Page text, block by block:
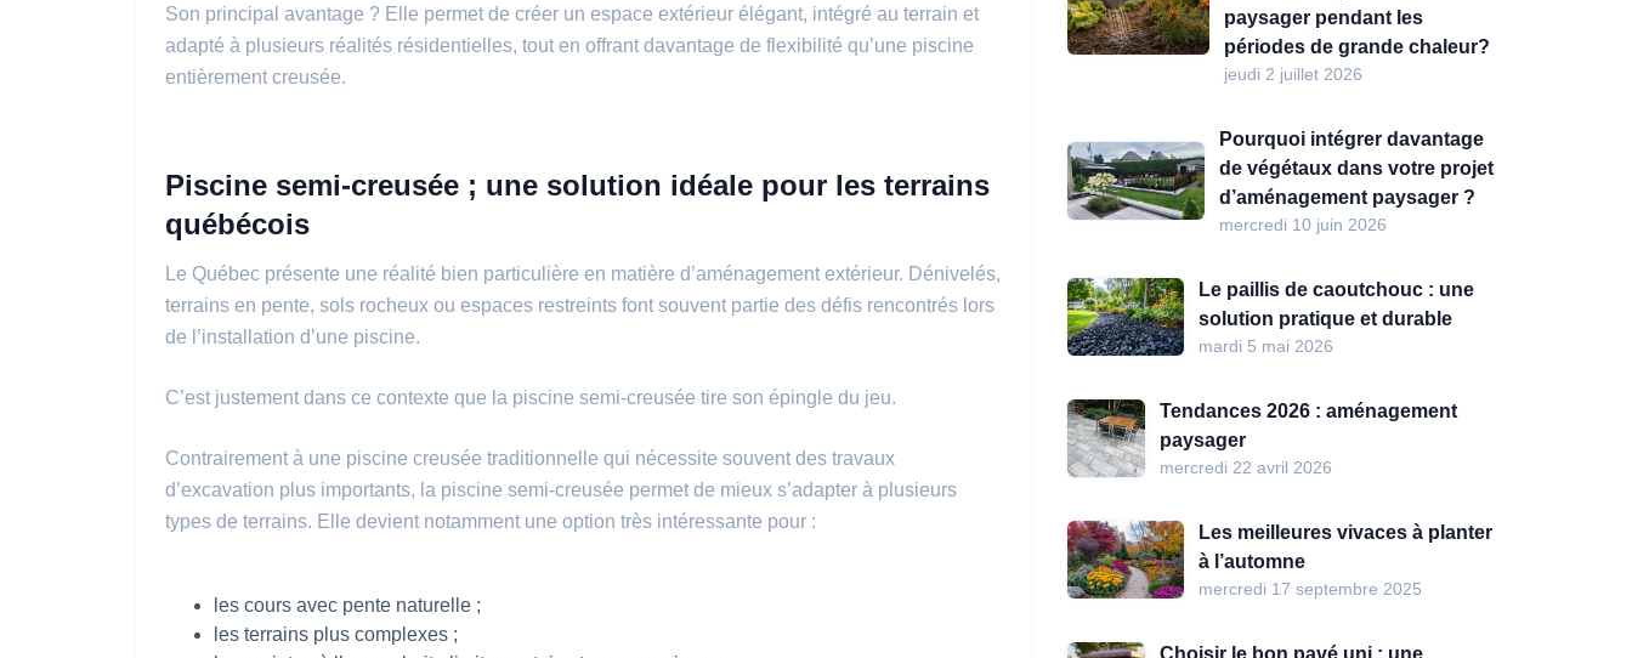
Son principal avantage ? Elle permet de créer un espace extérieur élégant, intégré au terrain et
adapté à plusieurs réalités résidentielles, tout en offrant davantage de flexibilité qu’une piscine
entièrement creusée.
Piscine semi-creusée ; une solution idéale pour les terrains
québécois
Le Québec présente une réalité bien particulière en matière d’aménagement extérieur. Dénivelés,
terrains en pente, sols rocheux ou espaces restreints font souvent partie des défis rencontrés lors
de l’installation d’une piscine.
C’est justement dans ce contexte que la piscine semi-creusée tire son épingle du jeu.
Contrairement à une piscine creusée traditionnelle qui nécessite souvent des travaux
d’excavation plus importants, la piscine semi-creusée permet de mieux s’adapter à plusieurs
types de terrains. Elle devient notamment une option très intéressante pour :
les cours avec pente naturelle ;
les terrains plus complexes ;
paysager pendant les
périodes de grande chaleur?
jeudi 2 juillet 2026
Pourquoi intégrer davantage
de végétaux dans votre projet
d’aménagement paysager ?
mercredi 10 juin 2026
Le paillis de caoutchouc : une
solution pratique et durable
mardi 5 mai 2026
Tendances 2026 : aménagement
paysager
mercredi 22 avril 2026
Les meilleures vivaces à planter
à l’automne
mercredi 17 septembre 2025
Choisir le bon pavé uni : une